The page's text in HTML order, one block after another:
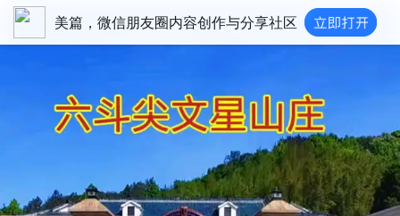
美篇，微信朋友圈内容创作与分享社区